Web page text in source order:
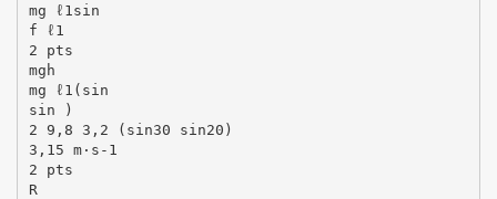
mg ℓ1sin
f ℓ1
2 pts
mgh
mg ℓ1(sin
sin )
2 9,8 3,2 (sin30 sin20)
3,15 m·s-1
2 pts
R